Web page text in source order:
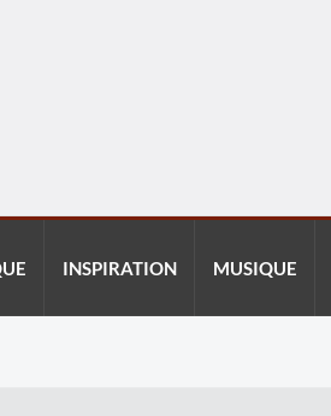
INSPIRATION MUSIQUE